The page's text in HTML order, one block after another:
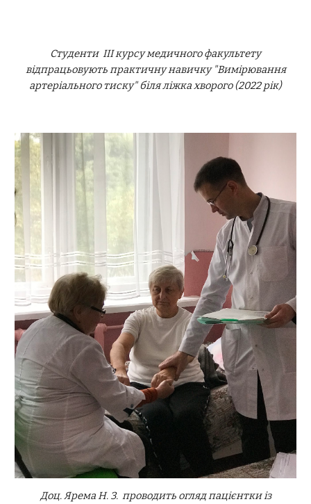
Студенти ІІІ курсу медичного факультету
відпрацьовують практичну навичку "Вимірювання
артеріального тиску" біля ліжка хворого (2022 рік)
Доц. Ярема Н. З. проводить огляд пацієнтки із